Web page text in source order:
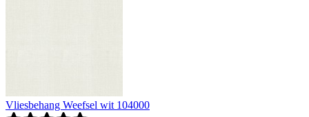
Vliesbehang Weefsel wit 104000